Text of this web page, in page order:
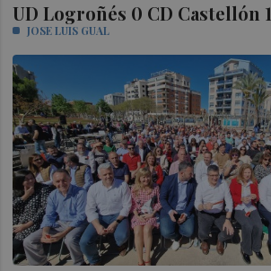
UD Logroñés 0 CD Castellón 1
JOSE LUIS GUAL